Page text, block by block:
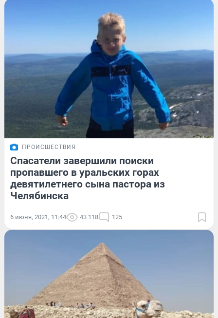
ПРОИСШЕСТВИЯ
Спасатели завершили поиски
пропавшего в уральских горах
девятилетнего сына пастора из
Челябинска
6 июня, 2021, 11:44 43 118 125